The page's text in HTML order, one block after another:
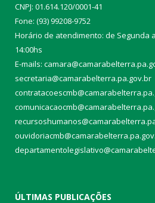
CNPJ: 01.614.120/0001-41
Fone: (93) 99208-9752
Horário de atendimento: de Segunda
14:00hs
E-mails:
secretaria@camarabelterra.pa.gov.br
ÚLTIMAS PUBLICAÇÕES